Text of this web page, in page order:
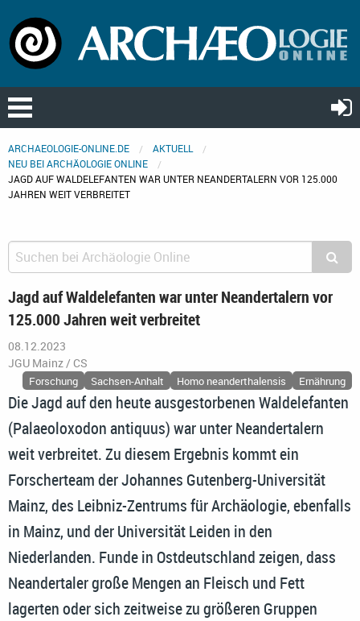
ARCHAEOLOGIE-ONLINE.DE
AKTUELL
NEU BEI ARCHÄOLOGIE ONLINE
JAGD AUF WALDELEFANTEN WAR UNTER NEANDERTALERN VOR 125.000
JAHREN WEIT VERBREITET
Jagd auf Waldelefanten war unter Neandertalern vor
125.000 Jahren weit verbreitet
08.12.2023
JGU Mainz / CS
Forschung Sachsen-Anhalt Homo neanderthalensis Ernährung
Die Jagd auf den heute ausgestorbenen Waldelefanten
(Palaeoloxodon antiquus) war unter Neandertalern
weit verbreitet. Zu diesem Ergebnis kommt ein
Forscherteam der Johannes Gutenberg-Universität
Mainz, des Leibniz-Zentrums für Archäologie, ebenfalls
in Mainz, und der Universität Leiden in den
Niederlanden. Funde in Ostdeutschland zeigen, dass
Neandertaler große Mengen an Fleisch und Fett
lagerten oder sich zeitweise zu größeren Gruppen